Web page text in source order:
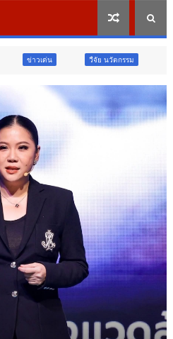
วืจัย นวัตกรรม สังคม